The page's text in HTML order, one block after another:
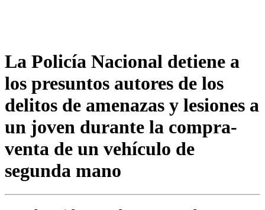
La Policía Nacional detiene a
los presuntos autores de los
delitos de amenazas y lesiones a
un joven durante la compra-
venta de un vehículo de
segunda mano